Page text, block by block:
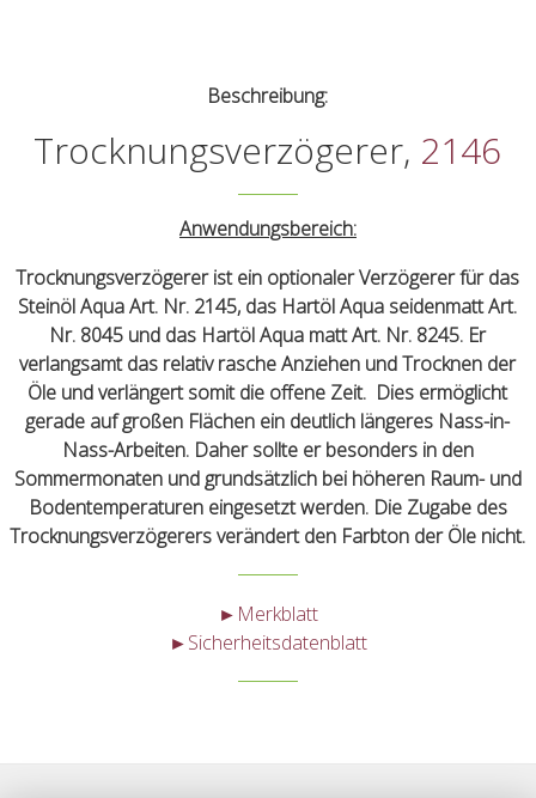
Beschreibung:
Trocknungsverzögerer, 2146
Anwendungsbereich:
Trocknungsverzögerer ist ein optionaler Verzögerer für das
Steinöl Aqua Art. Nr. 2145, das Hartöl Aqua seidenmatt Art.
Nr. 8045 und das Hartöl Aqua matt Art. Nr. 8245. Er
verlangsamt das relativ rasche Anziehen und Trocknen der
Öle und verlängert somit die offene Zeit. Dies ermöglicht
gerade auf großen Flächen ein deutlich längeres Nass-in-
Nass-Arbeiten. Daher sollte er besonders in den
Sommermonaten und grundsätzlich bei höheren Raum- und
Bodentemperaturen eingesetzt werden. Die Zugabe des
Trocknungsverzögerers verändert den Farbton der Öle nicht.
►Merkblatt
►Sicherheitsdatenblatt